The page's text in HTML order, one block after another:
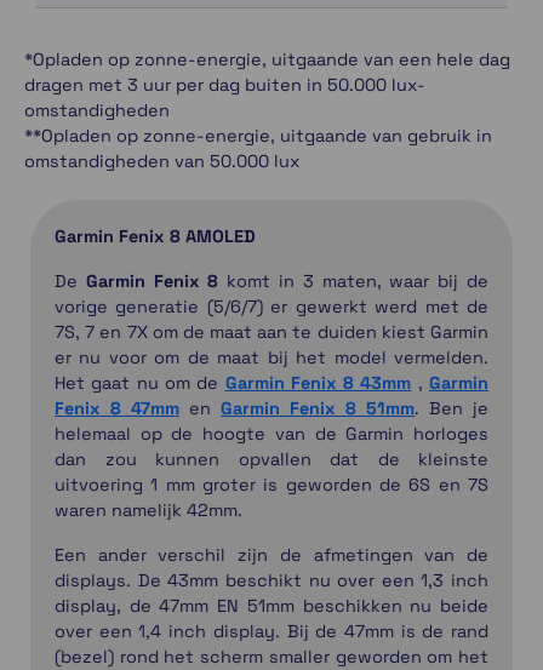
*Opladen op zonne-energie, uitgaande van een hele dag
dragen met 3 uur per dag buiten in 50.000 lux-
omstandigheden
**Opladen op zonne-energie, uitgaande van gebruik in
omstandigheden van 50.000 lux
Garmin Fenix 8 AMOLED
De Garmin Fenix 8 komt in 3 maten, waar bij de
vorige generatie (5/6/7) er gewerkt werd met de
7S, 7 en 7X om de maat aan te duiden kiest Garmin
er nu voor om de maat bij het model vermelden.
Het gaat nu om de Garmin Fenix 8 43mm ,Garmin
Fenix 8 47mm en Garmin Fenix 8 51mm. Ben je
helemaal op de hoogte van de Garmin horloges
dan zou kunnen opvallen dat de kleinste
uitvoering 1 mm groter is geworden de 6S en 7S
waren namelijk 42mm.
Een ander verschil zijn de afmetingen van de
displays. De 43mm beschikt nu over een 1,3 inch
display, de 47mm EN 51mm beschikken nu beide
over een 1,4 inch display. Bij de 47mm is de rand
(bezel) rond het scherm smaller geworden om het